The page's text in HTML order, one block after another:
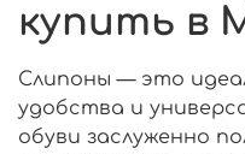
купить в
Слипоны — это
удобства и
обуви заслуженно